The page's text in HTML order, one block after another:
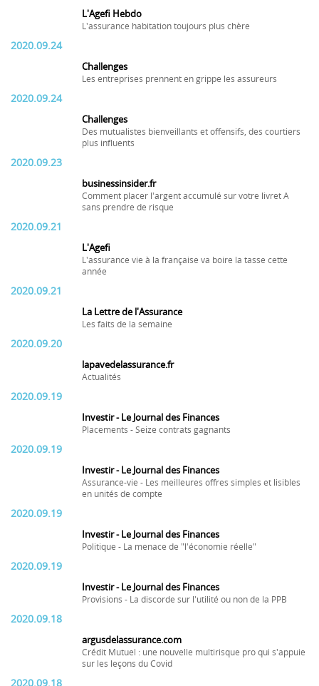
L'Agefi Hebdo
L'assurance habitation toujours plus chère
2020.09.24
Challenges
Les entreprises prennent en grippe les assureurs
2020.09.24
Challenges
Des mutualistes bienveillants et offensifs, des courtiers
plus influents
2020.09.23
businessinsider.fr
Comment placer l'argent accumulé sur votre livret A
sans prendre de risque
2020.09.21
L'Agefi
L'assurance vie à la française va boire la tasse cette
année
2020.09.21
La Lettre de l'Assurance
Les faits de la semaine
2020.09.20
lapavedelassurance.fr
Actualités
2020.09.19
Investir - Le Journal des Finances
Placements - Seize contrats gagnants
2020.09.19
Investir - Le Journal des Finances
Assurance-vie - Les meilleures offres simples et lisibles
en unités de compte
2020.09.19
Investir - Le Journal des Finances
Politique - La menace de "l'économie réelle"
2020.09.19
Investir - Le Journal des Finances
Provisions - La discorde sur l'utilité ou non de la PPB
2020.09.18
argusdelassurance.com
Crédit Mutuel : une nouvelle multirisque pro qui s'appuie
sur les leçons du Covid
2020.09.18